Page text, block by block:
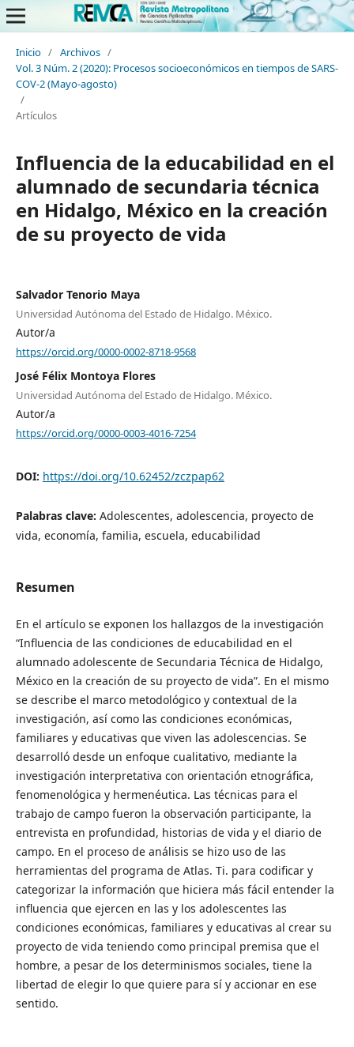
Inicio / Archivos /
Vol. 3 Núm. 2 (2020): Procesos socioeconómicos en tiempos de SARS-
COV-2 (Mayo-agosto)
/
Artículos
Influencia de la educabilidad en el
alumnado de secundaria técnica
en Hidalgo, México en la creación
de su proyecto de vida
Salvador Tenorio Maya
Universidad Autónoma del Estado de Hidalgo. México.
Autor/a
https://orcid.org/0000-0002-8718-9568
José Félix Montoya Flores
Universidad Autónoma del Estado de Hidalgo. México.
Autor/a
https://orcid.org/0000-0003-4016-7254
DOI: https://doi.org/10.62452/zczpap62
Palabras clave: Adolescentes, adolescencia, proyecto de
vida, economía, familia, escuela, educabilidad
Resumen
En el artículo se exponen los hallazgos de la investigación
“Influencia de las condiciones de educabilidad en el
alumnado adolescente de Secundaria Técnica de Hidalgo,
México en la creación de su proyecto de vida”. En el mismo
se describe el marco metodológico y contextual de la
investigación, así como las condiciones económicas,
familiares y educativas que viven las adolescencias. Se
desarrolló desde un enfoque cualitativo, mediante la
investigación interpretativa con orientación etnográfica,
fenomenológica y hermenéutica. Las técnicas para el
trabajo de campo fueron la observación participante, la
entrevista en profundidad, historias de vida y el diario de
campo. En el proceso de análisis se hizo uso de las
herramientas del programa de Atlas. Ti. para codificar y
categorizar la información que hiciera más fácil entender la
influencia que ejercen en las y los adolescentes las
condiciones económicas, familiares y educativas al crear su
proyecto de vida teniendo como principal premisa que el
hombre, a pesar de los determinismos sociales, tiene la
libertad de elegir lo que quiere para sí y accionar en ese
sentido.